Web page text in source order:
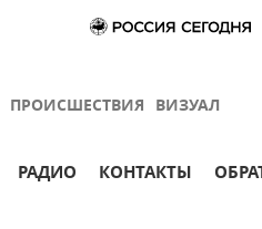
ПРОИСШЕСТВИЯ ВИЗУАЛ
РАДИО КОНТАКТЫ